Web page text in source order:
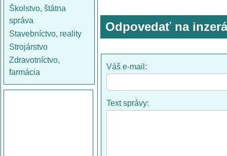
Školstvo, štátna
správa
Stavebníctvo, reality
Strojárstvo
Zdravotníctvo,
farmácia
Odpovedať na
Váš e-mail:
Text správy: